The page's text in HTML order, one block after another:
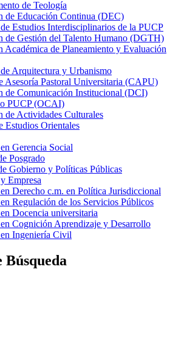
de Teología
de Educación Continua (DEC)
Estudios Interdisciplinarios de la PUCP
de Gestión del Talento Humano (DGTH)
Académica de Planeamiento y Evaluación
Arquitectura y Urbanismo
Asesoría Pastoral Universitaria (CAPU)
de Comunicación Institucional (DCI)
PUCP (OCAI)
de Actividades Culturales
Estudios Orientales
Gerencia Social
Posgrado
Gobierno y Políticas Públicas
Empresa
Derecho c.m. en Política Jurisdiccional
Regulación de los Servicios Públicos
Docencia universitaria
Cognición Aprendizaje y Desarrollo
Ingeniería Civil
Búsqueda